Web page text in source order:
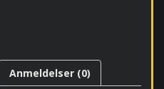
Anmeldelser (0)